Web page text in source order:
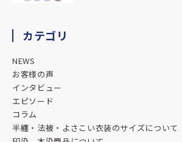
★★★★★
2026.01.05
とても親切で分かりやすい説明でとてもい
★★★★★
2025.11.25
対応も素晴らしく満足のいく法被ができま
カテゴリ
NEWS
お客様の声
インタビュー
エピソード
コラム
半纏・法被・よさこい衣装のサイズについて